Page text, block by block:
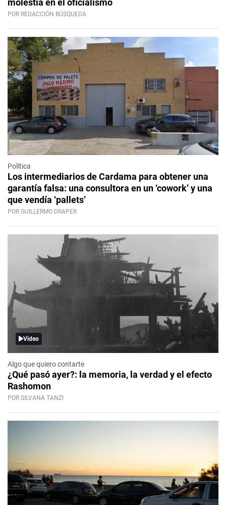
molestia en el oficialismo
POR REDACCIÓN BÚSQUEDA
Política
Los intermediarios de Cardama para obtener una
garantía falsa: una consultora en un ‘cowork’ y una
que vendía ‘pallets’
POR GUILLERMO DRAPER
Video
Algo que quiero contarte
¿Qué pasó ayer?: la memoria, la verdad y el efecto
Rashomon
POR SILVANA TANZI